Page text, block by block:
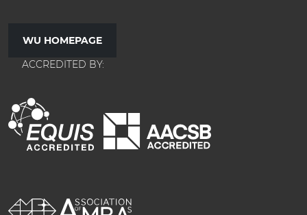
WU HOMEPAGE
ACCREDITED BY: